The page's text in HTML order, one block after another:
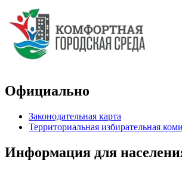
Официально
Законодательная карта
Территориальная избирательная
Информация для